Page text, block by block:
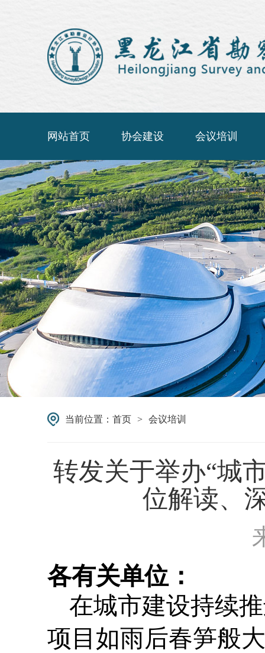
网站首页 协会建设 会议培训
当前位置： 首页 > 会议培训
转发关于举办“城
位解读、
各有关单位：
在城市建设持续
项目如雨后春笋般